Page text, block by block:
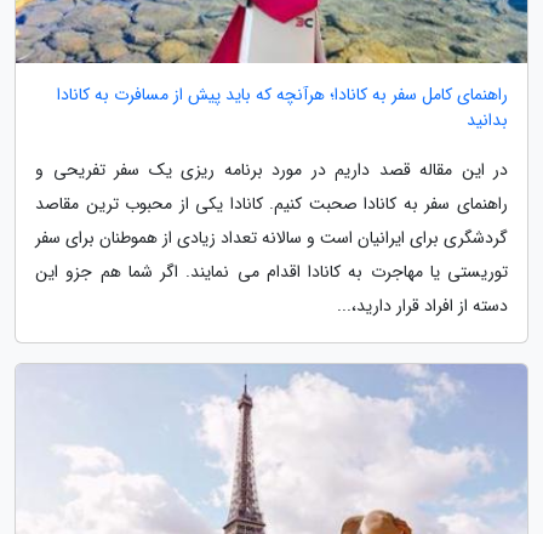
راهنمای کامل سفر به کانادا؛ هرآنچه که باید پیش از مسافرت به کانادا
بدانید
در این مقاله قصد داریم در مورد برنامه ریزی یک سفر تفریحی و
راهنمای سفر به کانادا صحبت کنیم. کانادا یکی از محبوب ترین مقاصد
گردشگری برای ایرانیان است و سالانه تعداد زیادی از هموطنان برای سفر
توریستی یا مهاجرت به کانادا اقدام می نمایند. اگر شما هم جزو این
دسته از افراد قرار دارید،...